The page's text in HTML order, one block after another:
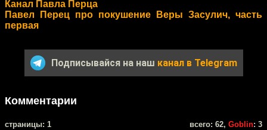
Канал Павла Перца
Павел Перец про покушение Веры Засулич, часть
первая
Подписывайся на наш канал в Telegram
Комментарии
cтраницы: 1 всего: 62, Goblin: 3